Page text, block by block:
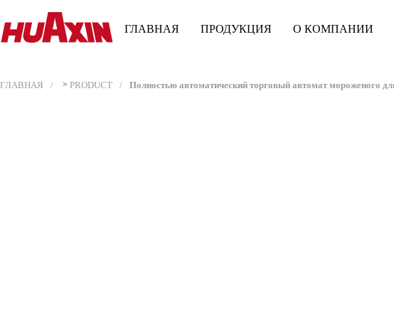
ГЛАВНАЯ ПРОДУКЦИЯ О КОМПАНИИ
ГЛАВНАЯ > PRODUCT